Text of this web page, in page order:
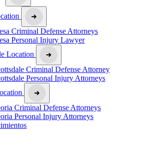
Criminal Defense Attorneys
Personal Injury Lawyer
Location
Criminal Defense Attorney
Personal Injury Attorneys
Criminal Defense Attorneys
Personal Injury Attorneys